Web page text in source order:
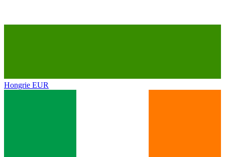
Hongrie EUR